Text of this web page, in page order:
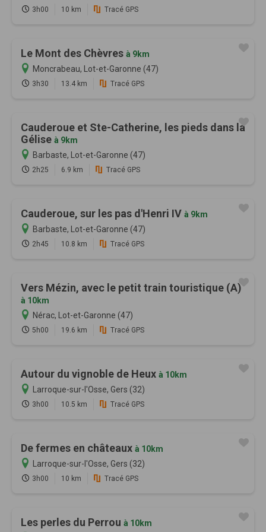
3h00 10 km Tracé GPS
Le Mont des Chèvres à 9km
Moncrabeau, Lot-et-Garonne (47)
3h30 13.4 km Tracé GPS
Cauderoue et Ste-Catherine, les pieds dans la
Gélise à 9km
Barbaste, Lot-et-Garonne (47)
2h25 6.9 km Tracé GPS
Cauderoue, sur les pas d'Henri IV à 9km
Barbaste, Lot-et-Garonne (47)
2h45 10.8 km Tracé GPS
Vers Mézin, avec le petit train touristique (A)
à 10km
Nérac, Lot-et-Garonne (47)
5h00 19.6 km Tracé GPS
Autour du vignoble de Heux à 10km
Larroque-sur-l'Osse, Gers (32)
3h00 10.5 km Tracé GPS
De fermes en châteaux à 10km
Larroque-sur-l'Osse, Gers (32)
3h00 10 km Tracé GPS
Les perles du Perrou à 10km